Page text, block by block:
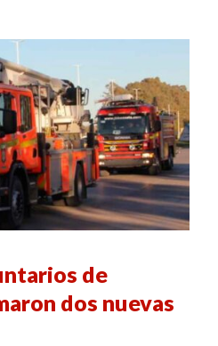
de
dos nuevas